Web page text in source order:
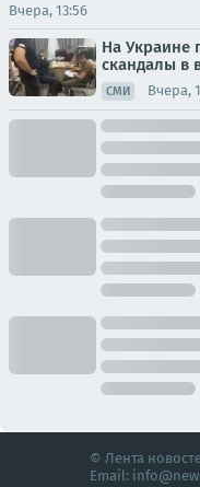
Вчера, 13:56
На Украине
скандалы в
СМИ Вчера,
© Лента
Email: